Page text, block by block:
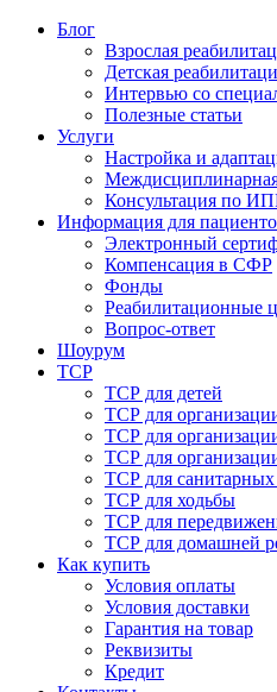
Блог
Взрослая
Детская
Интервью со
Полезные статьи
Услуги
Настройка и
Консультация по
Информация для
Электронный
Компенсация в СФР
Фонды
Реабилитационные
Вопрос-ответ
Шоурум
ТСР
ТСР для детей
ТСР для
ТСР для
ТСР для
ТСР для
ТСР для ходьбы
ТСР для
ТСР для домашней
Как купить
Условия оплаты
Условия доставки
Гарантия на товар
Реквизиты
Кредит